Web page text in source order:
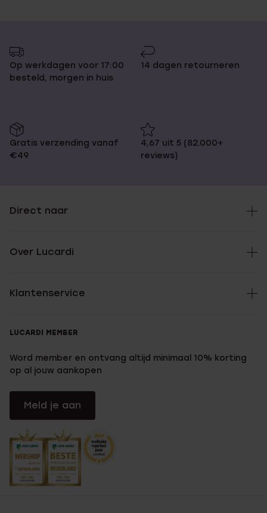
Op werkdagen voor 17:00
besteld, morgen in huis
14 dagen retourneren
Gratis verzending vanaf
€49
4,67 uit 5 (82.000+
reviews)
Direct naar
Over Lucardi
Klantenservice
LUCARDI MEMBER
Word member en ontvang altijd minimaal 10% korting
op al jouw aankopen
Meld je aan